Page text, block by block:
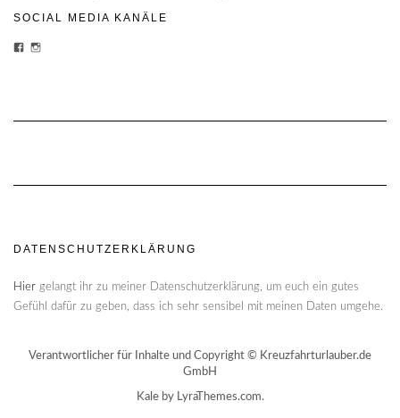
SOCIAL MEDIA KANÄLE
PROFIL
FACEBOOK
PROFIL
DATENSCHUTZERKLÄRUNG
Hier gelangt ihr zu meiner Datenschutzerklärung, um euch ein gutes
Gefühl dafür zu geben, dass ich sehr sensibel mit meinen Daten umgehe.
Verantwortlicher für Inhalte und Copyright © Kreuzfahrturlauber.de
GmbH
Kaleby LyraThemes.com.